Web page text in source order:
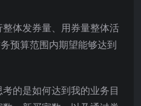
体发券量、用券量整体活
预算范围内期望能够达到
的是如何达到我的业务目